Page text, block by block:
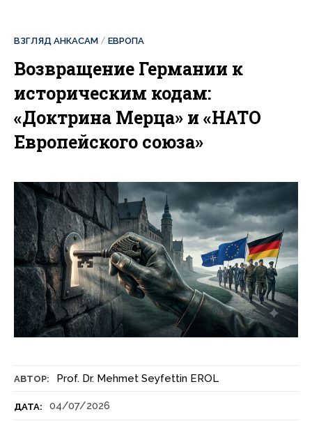
АВТОР: Prof. Dr. Mehmet Seyfettin EROL
ДАТА: 04/07/2026
ВЗГЛЯД АНКАСАМ ЕВРОПА
Возвращение Германии к
историческим кодам:
«Доктрина Мерца» и «НАТО
Европейского союза»